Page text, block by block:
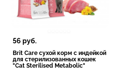
56 руб.
Brit Care сухой корм с индейкой
для стерилизованных кошек
"Cat Sterilised Metabolic"